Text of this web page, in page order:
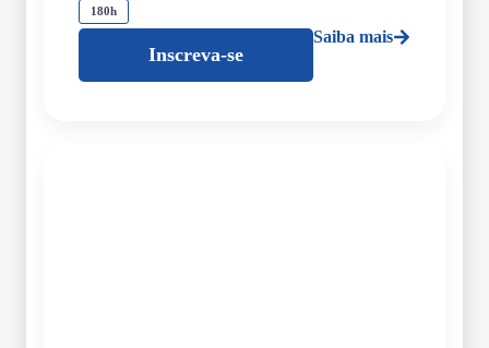
180h
Inscreva-se
Saiba mais